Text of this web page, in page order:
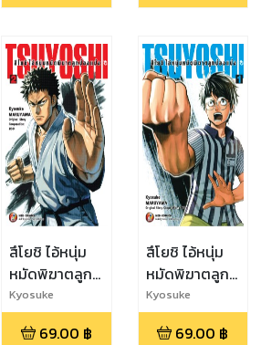
สึโยชิ ไอ้หนุ่ม
หมัดพิฆาตลูก
ป๋องแป๋ง เล่ม 2
Kyosuke
Maruyama
69.00 ฿
สึโยชิ ไอ้หนุ่ม
หมัดพิฆาตลูก
ป๋องแป๋ง เล่ม 1
Kyosuke
Maruyama
69.00 ฿